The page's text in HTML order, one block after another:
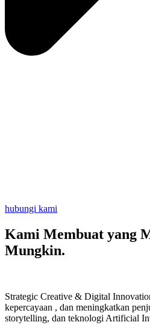
hubungi kami
Kami Membuat yang
Mungkin.
Strategic Creative & Digital
kepercayaan , dan meningkatkan
storytelling, dan teknologi Artificial